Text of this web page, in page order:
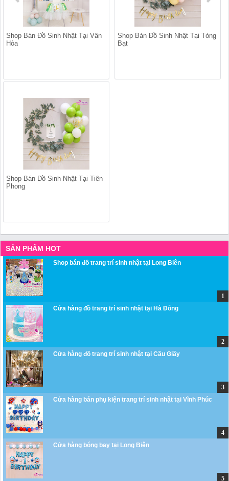
Shop Bán Đồ Sinh Nhật Tại Vân
Hòa
Shop Bán Đồ Sinh Nhật Tại Tòng
Bạt
Shop Bán Đồ Sinh Nhật Tại Tiên
Phong
SẢN PHẨM HOT
Shop bán đồ trang trí sinh nhật tại Long Biên
Cửa hàng đồ trang trí sinh nhật tại Hà Đông
Cửa hàng đồ trang trí sinh nhật tại Cầu Giấy
Cửa hàng bán phụ kiện trang trí sinh nhật tại Vĩnh Phúc
Cửa hàng bóng bay tại Long Biên